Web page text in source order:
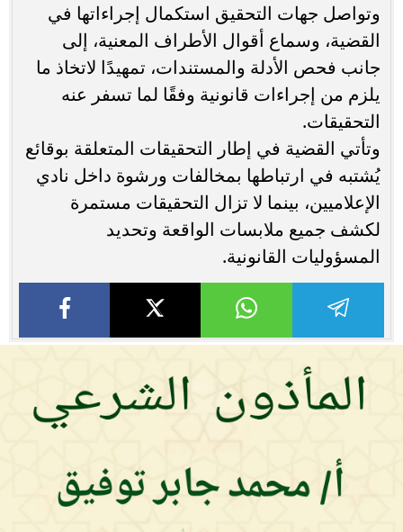
وتواصل جهات التحقيق استكمال إجراءاتها في
القضية، وسماع أقوال الأطراف المعنية، إلى
جانب فحص الأدلة والمستندات، تمهيدًا لاتخاذ ما
يلزم من إجراءات قانونية وفقًا لما تسفر عنه
التحقيقات.
وتأتي القضية في إطار التحقيقات المتعلقة بوقائع
يُشتبه في ارتباطها بمخالفات ورشوة داخل نادي
الإعلاميين، بينما لا تزال التحقيقات مستمرة
لكشف جميع ملابسات الواقعة وتحديد
المسؤوليات القانونية.